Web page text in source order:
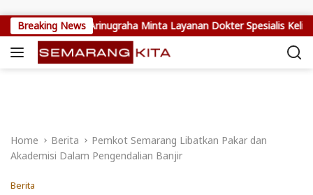
Breaking News
Setya Arinugraha Minta Layanan Dokter Spesialis Keliling
Home Berita
Pemkot Semarang Libatkan Pakar dan
Akademisi Dalam Pengendalian Banjir
Berita